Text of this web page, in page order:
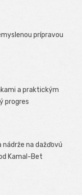
prípravou
a praktickým
progres
na dažďovú
Kamal-Bet